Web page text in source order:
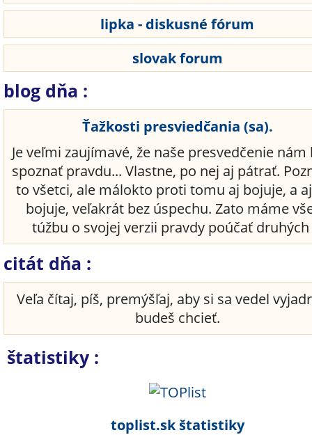
lipka - diskusné fórum
slovak forum
blog dňa :
Ťažkosti presviedčania (sa).
Je veľmi zaujímavé, že naše presvedčenie
spoznať pravdu... Vlastne, po nej aj pátrať.
to všetci, ale málokto proti tomu aj bojuje, a
bojuje, veľakrát bez úspechu. Zato máme
túžbu o svojej verzii pravdy poúčať druhých
citát dňa :
Veľa čítaj, píš, premýšľaj, aby si sa vedel
budeš chcieť.
štatistiky :
toplist.sk štatistiky